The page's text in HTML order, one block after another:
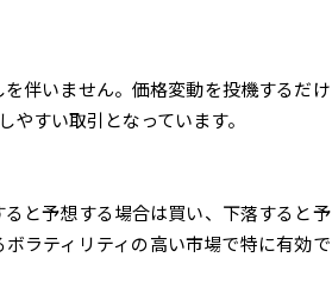
伴いません。価格変動を投機するだけ
すい取引となっています。
と予想する場合は買い、下落すると予
ラティリティの高い市場で特に有効で